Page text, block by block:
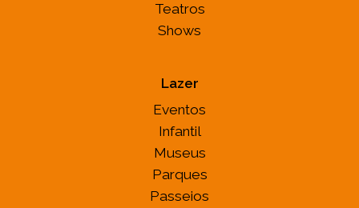
Teatros
Shows
Lazer
Eventos
Infantil
Museus
Parques
Passeios